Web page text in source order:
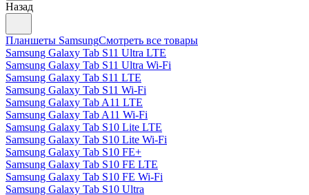
Назад
Планшеты SamsungСмотреть все товары
Samsung Galaxy Tab S11 Ultra LTE
Samsung Galaxy Tab S11 Ultra Wi-Fi
Samsung Galaxy Tab S11 LTE
Samsung Galaxy Tab S11 Wi-Fi
Samsung Galaxy Tab A11 LTE
Samsung Galaxy Tab A11 Wi-Fi
Samsung Galaxy Tab S10 Lite LTE
Samsung Galaxy Tab S10 Lite Wi-Fi
Samsung Galaxy Tab S10 FE+
Samsung Galaxy Tab S10 FE LTE
Samsung Galaxy Tab S10 FE Wi-Fi
Samsung Galaxy Tab S10 Ultra